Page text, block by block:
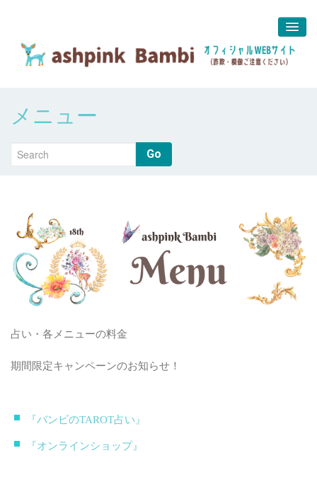
about us
堀江 真代
メニュー
Go
占い・各メニューの料金
期間限定キャンペーンのお知らせ！
『バンビのTAROT占い』
『オンラインショップ』